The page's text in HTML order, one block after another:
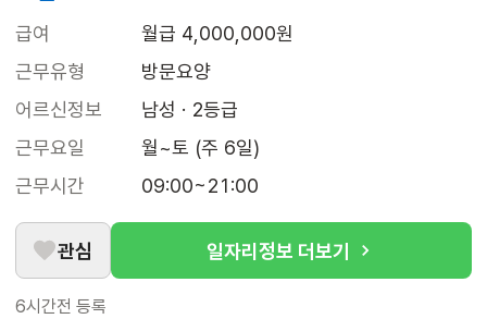
급여
월급 4,000,000원
근무유형
방문요양
어르신정보
남성 · 2등급
근무요일
월~토 (주 6일)
근무시간
09:00~21:00
관심 일자리정보 더보기
6시간전 등록